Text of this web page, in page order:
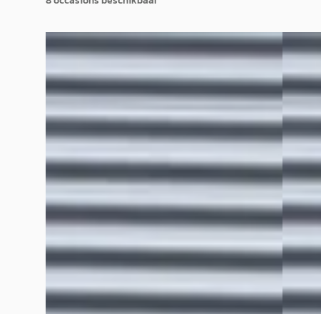
Ford Transit Custom·2025
300 2.0 TDCI AUT L1H1 DUB. CABINE LIMITED
€ 44.940
v.a. € 953/mnd
2025 · 14.941 km · Diesel · Automaat
Grouwstra Auto's· Deventer 4,3(83)
52 dagen geleden geplaatst
Bekijk aanbieding →
Vergelijk
Ford
L1H1
€
v.a. €
2025
130
Bekijk
Vergelijk